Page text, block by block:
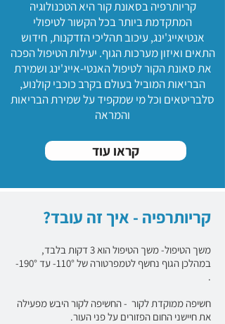
קריותרפיה בסאונת קור היא הטכנולוגיה
המתקדמת ביותר בכל הקשור לטיפולי
אנטיאייג'ינג, עיכוב תהליכי הזדקנות, חידוש
התאים ואיזון מערכות הגוף. יעילות הטיפול הפכה
את סאונת הקור לטיפול האנטי-אייג'ינג ושמירת
הבריאות המוביל בעולם בקרב כוכבי קולנוע,
סלבריטאים וכל מי שמקפיד על שמירת הבריאות
והמראה
קראו עוד
קריותרפיה - איך זה עובד?
משך הטיפול- משך הטיפול הוא 3 דקות בלבד,
במהלכן הגוף נחשף לטמפרטורה של 110°- עד 190°-
.
חשיפה ממוקדת לקור - החשיפה לקור היבש מפעילה
את חיישני החום הפזורים על פני העור.